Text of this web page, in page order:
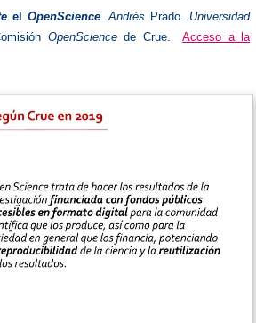
el OpenScience.Andrés Prado. Universidad
OpenSciencede Crue.Acceso a la